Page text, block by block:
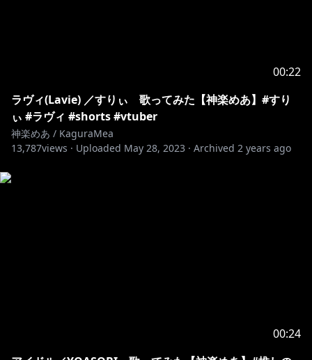
00:22
ラヴィ(Lavie) ／すりぃ 歌ってみた【神楽めあ】#すり
ぃ #ラヴィ #shorts #vtuber
神楽めあ / KaguraMea
13,787views · Uploaded May 28, 2023 · Archived 2 years ago
00:24